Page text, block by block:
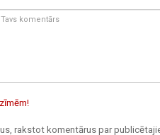
rakstot komentārus par